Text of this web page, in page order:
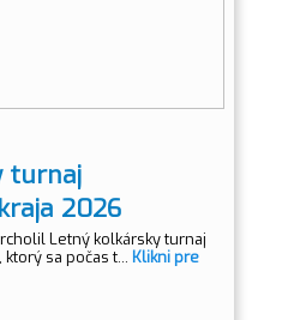
turnaj
2026
Letný kolkársky turnaj
sa počas t... Klikni pre